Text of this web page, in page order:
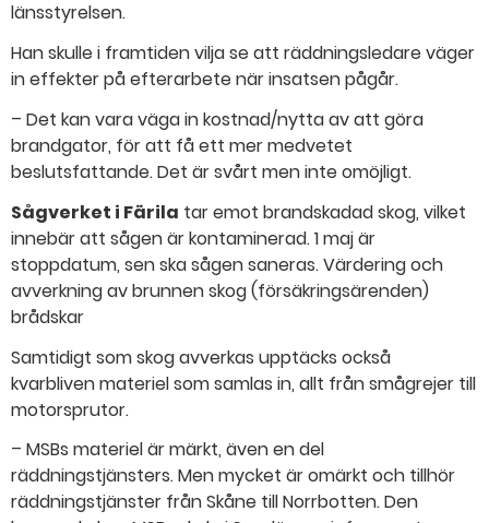
länsstyrelsen.
Han skulle i framtiden vilja se att räddningsledare väger
in effekter på efterarbete när insatsen pågår.
– Det kan vara väga in kostnad/nytta av att göra
brandgator, för att få ett mer medvetet
beslutsfattande. Det är svårt men inte omöjligt.
Sågverket i Färila tar emot brandskadad skog, vilket
innebär att sågen är kontaminerad. 1 maj är
stoppdatum, sen ska sågen saneras. Värdering och
avverkning av brunnen skog (försäkringsärenden)
brådskar
Samtidigt som skog avverkas upptäcks också
kvarbliven materiel som samlas in, allt från smågrejer till
motorsprutor.
– MSBs materiel är märkt, även en del
räddningstjänsters. Men mycket är omärkt och tillhör
räddningstjänster från Skåne till Norrbotten. Den